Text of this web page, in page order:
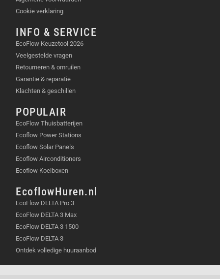
Cookie verklaring
INFO & SERVICE
EcoFlow Keuzetool 2026
Veelgestelde vragen
Retourneren & omruilen
Garantie & reparatie
Klachten & geschillen
POPULAIR
EcoFlow Thuisbatterijen
Ecoflow Power Stations
Ecoflow Solar Panels
Ecoflow Airconditioners
Ecoflow Koelboxen
EcoflowHuren.nl
EcoFlow DELTA Pro 3
EcoFlow DELTA 3 Max
EcoFlow DELTA 3 1500
EcoFlow DELTA 3
Ontdek volledige huuraanbod